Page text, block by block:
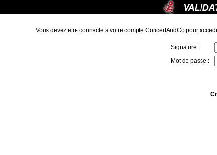
Vous devez être connecté à votre compte ConcertAndCo pour
Signature :
Mot de passe :